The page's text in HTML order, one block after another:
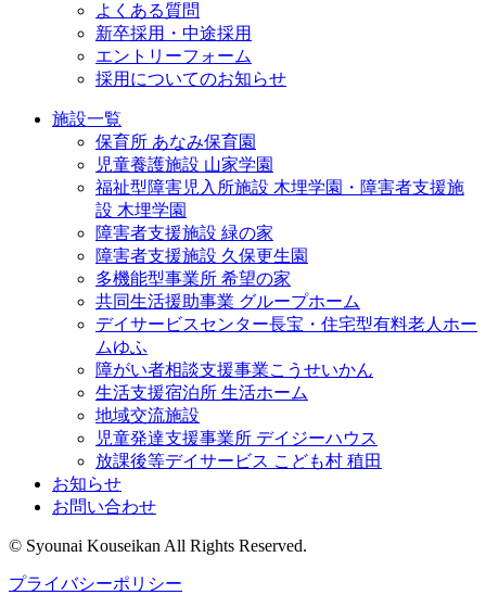
よくある質問
新卒採用・中途採用
エントリーフォーム
採用についてのお知らせ
施設一覧
保育所 あなみ保育園
児童養護施設 山家学園
福祉型障害児入所施設 木埋学園・障害者支援施
設 木埋学園
障害者支援施設 緑の家
障害者支援施設 久保更生園
多機能型事業所 希望の家
共同生活援助事業 グループホーム
デイサービスセンター長宝・住宅型有料老人ホー
ムゆふ
障がい者相談支援事業こうせいかん
生活支援宿泊所 生活ホーム
地域交流施設
児童発達支援事業所 デイジーハウス
放課後等デイサービス こども村 稙田
お知らせ
お問い合わせ
© Syounai Kouseikan All Rights Reserved.
プライバシーポリシー